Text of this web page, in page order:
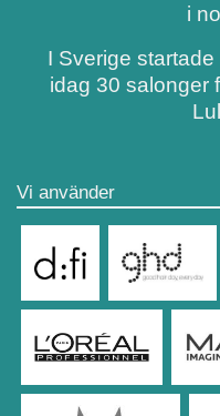
i
I Sverige
idag 30 salonger
Vi använder